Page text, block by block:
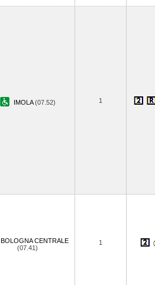
IMOLA(07.52) 1
BOLOGNA CENTRALE
(07.41)
1